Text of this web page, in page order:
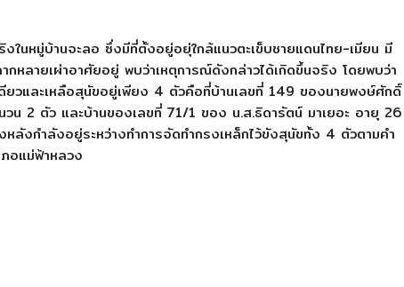
ในหมู่บ้านจะลอ ซึ่งมีที่ตั้งอยู่อยุ่ใกล้แนวตะเข็บชายแดนไทย-เมียน มี
ากหลายเผ่าอาศัยอยู่ พบว่าเหตุการณ์ดังกล่าวได้เกิดขึ้นจริง โดยพบว่า
ดียวและเหลือสุนัขอยู่เพียง 4 ตัวคือที่บ้านเลขที่ 149 ของนายพงษ์ศักดิ์
น 2 ตัว และบ้านของเลขที่ 71/1 ของ น.ส.ธิดารัตน์ มาเยอะ อายุ 26
ลังกำลังอยู่ระหว่างทำการจัดทำกรงเหล็กไว้ขังสุนัขทั้ง 4 ตัวตามคำ
อแม่ฟ้าหลวง